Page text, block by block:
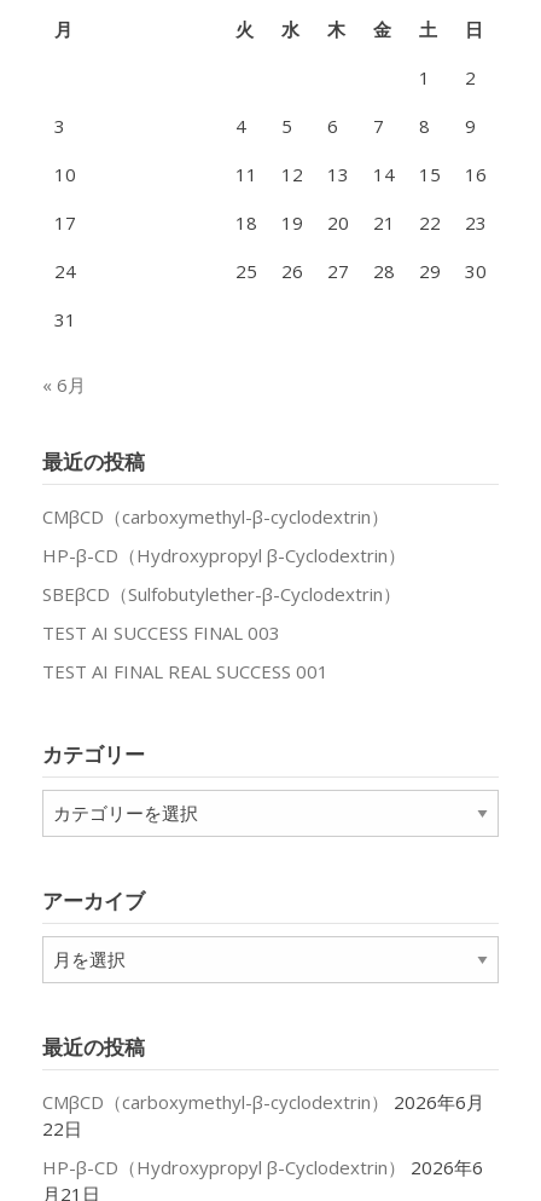
月
火 水 木 金 土
日
1
2
3
4 5 6 7 8
9
10
11 12 13 14 15
16
17
18 19 20 21 22
23
24
25 26 27 28 29
30
31
« 6月
最近の投稿
CMβCD（carboxymethyl-β-cyclodextrin）
HP-β-CD（Hydroxypropyl β-Cyclodextrin）
SBEβCD（Sulfobutylether-β-Cyclodextrin）
TEST AI SUCCESS FINAL 003
TEST AI FINAL REAL SUCCESS 001
カテゴリー
テ
ー
アーカイブ
ア
ー
ブ
最近の投稿
CMβCD（carboxymethyl-β-cyclodextrin）
2026年6月
22日
HP-β-CD（Hydroxypropyl β-Cyclodextrin）
2026年6
月21日